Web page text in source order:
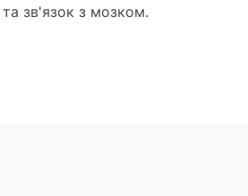
та зв'язок з мозком.